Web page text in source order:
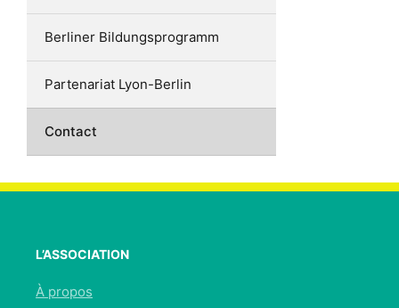
Berliner Bildungsprogramm
Partenariat Lyon-Berlin
Contact
L’ASSOCIATION
À propos